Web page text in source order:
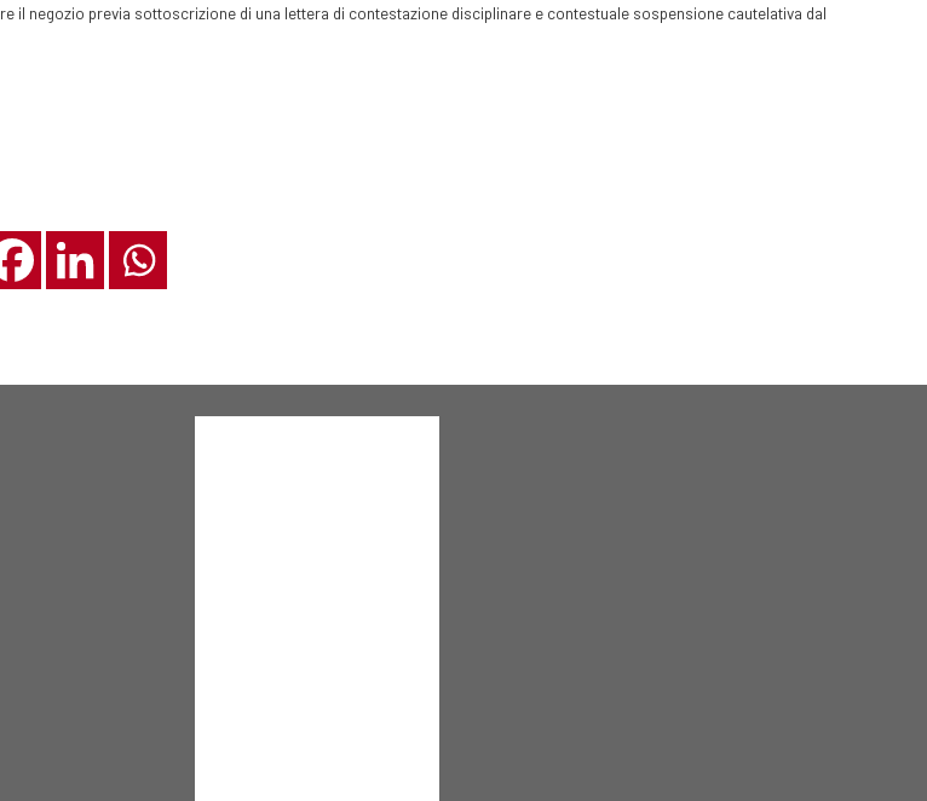
il negozio previa sottoscrizione di una lettera di contestazione disciplinare e contestuale sospensione cautelativa dal